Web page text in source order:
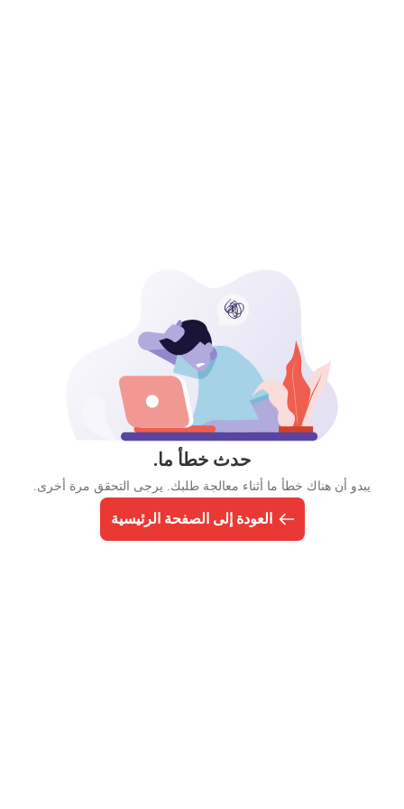
حدث خطأ ما.
يبدو أن هناك خطأ ما أثناء معالجة طلبك. يرجى التحقق مرة أخرى.
العودة إلى الصفحة الرئيسية